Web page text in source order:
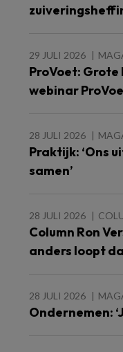
29 JULI 2026
ProVoet:
webinar
28 JULI 2026
Praktijk: ‘Ons
samen’
28 JULI 2026
Column Ron
anders loopt
28 JULI 2026
Ondernemen: